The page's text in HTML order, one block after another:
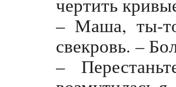
– Маша, ты-
свекровь. –
–